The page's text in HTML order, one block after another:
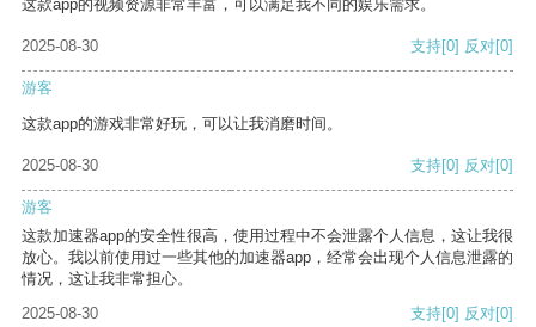
这款app的视频资源非常丰富，可以满足我不同的娱乐需求。
2025-08-30 支持[0] 反对[0]
游客
这款app的游戏非常好玩，可以让我消磨时间。
2025-08-30 支持[0] 反对[0]
游客
这款加速器app的安全性很高，使用过程中不会泄露个人信息，这让我很
放心。我以前使用过一些其他的加速器app，经常会出现个人信息泄露的
情况，这让我非常担心。
2025-08-30
支持[0] 反对[0]